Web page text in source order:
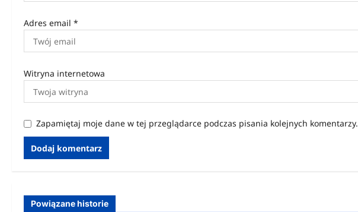
Adres email *
Witryna internetowa
Zapamiętaj moje dane w tej przeglądarce podczas pisania kolejnych komentarzy.
Powiązane historie